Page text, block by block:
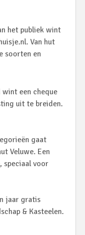
het publiek wint
Van hut
soorten en
een cheque
uit te breiden.
gaat
Veluwe. Een
speciaal voor
jaar gratis
& Kasteelen.